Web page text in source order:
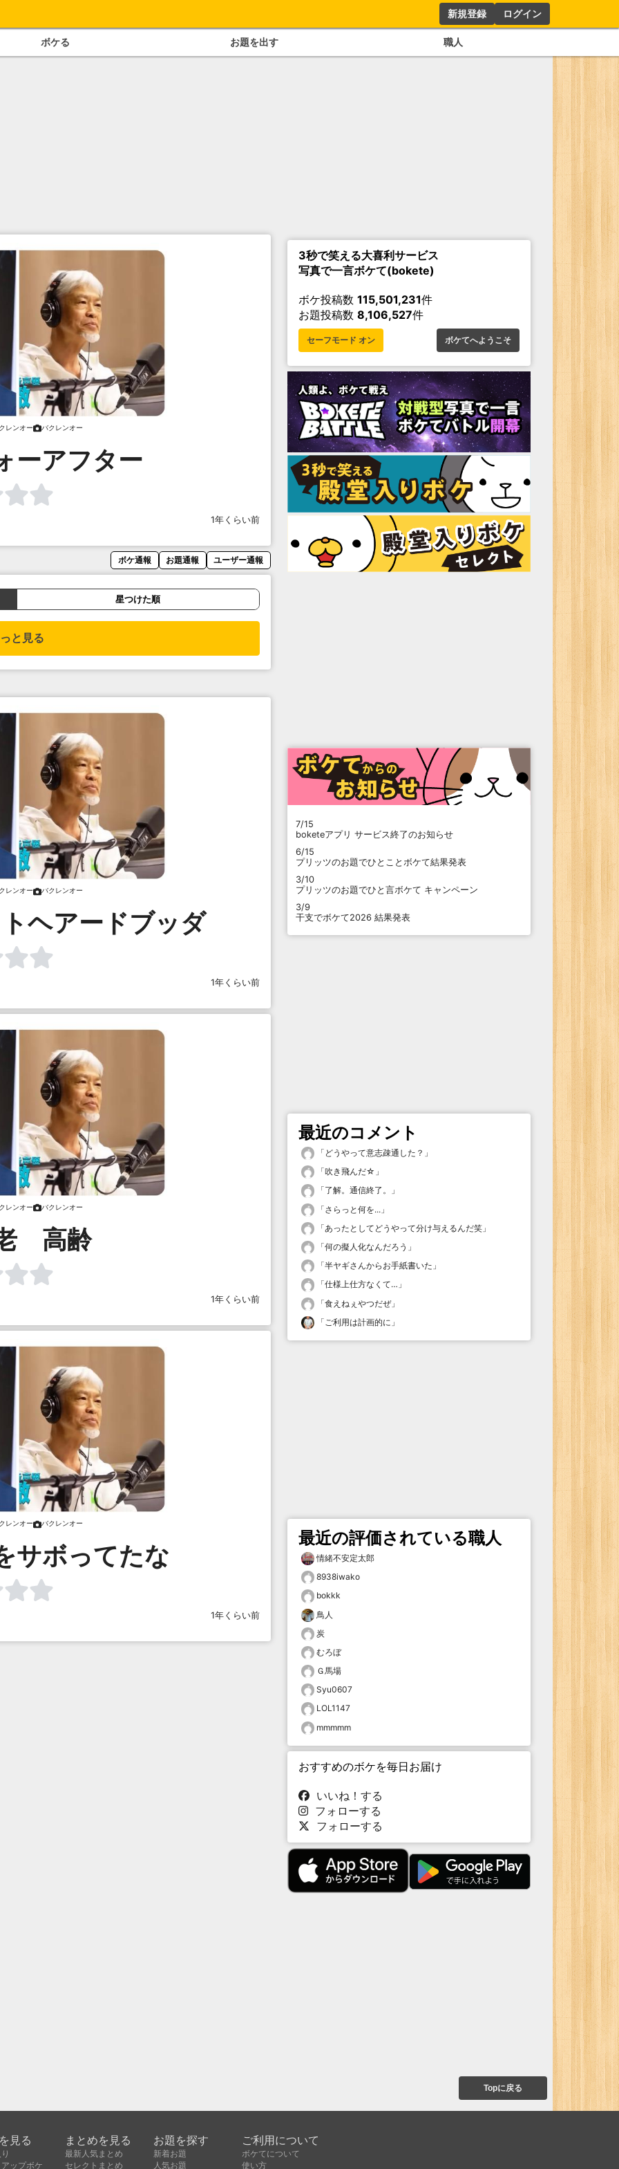
新規登録 ログイン
ボケる お題を出す 職人
レンオー バクレンオー
ーアフター
1年くらい前
ボケ通報 お題通報 ユーザー通報
星つけた順
と見る
レンオー バクレンオー
ヘアードブッダ
1年くらい前
レンオー バクレンオー
高齢
1年くらい前
レンオー バクレンオー
サボってたな
1年くらい前
3秒で笑える大喜利サービス
写真で一言ボケて(bokete)
ボケ投稿数 115,501,231件
お題投稿数 8,106,527件
セーフモード オン ボケてへようこそ
7/15
boketeアプリ サービス終了のお知らせ
6/15
プリッツのお題でひとことボケて結果発表
3/10
プリッツのお題でひと言ボケて キャンペーン
3/9
干支でボケて2026 結果発表
最近のコメント
「 どうやって意志疎通した？ 」
「吹き飛んだ☆ 」
「了解。通信終了。
」
「さらっと何を... 」
「あったとしてどうやって分け与えるんだ笑 」
「何の擬人化なんだろう 」
「半ヤギさんからお手紙書いた 」
「仕様上仕方なくて… 」
「食えねぇやつだぜ」
「 ご利用は計画的に 」
最近の評価されている職人
情緒不安定太郎
8938iwako
bokkk
鳥人
炭
むろぼ
Ｇ馬場
Syu0607
LOL1147
mmmmm
おすすめのボケを毎日お届け
いいね！する
フォローする
フォローする
Topに戻る
見る
ップボケ
まとめを見る
最新人気まとめ
セレクトまとめ
お題を探す
新着お題
人気お題
ご利用について
ボケてについて
使い方